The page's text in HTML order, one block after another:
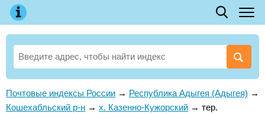
Почтовые индексы России → Республика Адыгея (Адыгея) →
Кошехабльский р-н → х. Казенно-Кужорский → тер.